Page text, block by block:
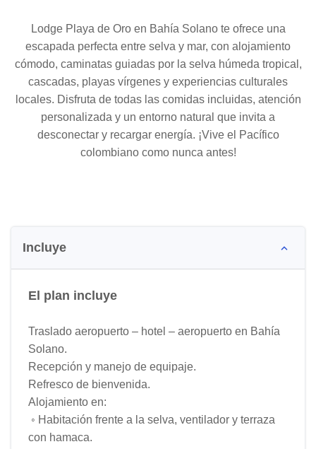
Lodge Playa de Oro en Bahía Solano te ofrece una
escapada perfecta entre selva y mar, con alojamiento
cómodo, caminatas guiadas por la selva húmeda tropical,
cascadas, playas vírgenes y experiencias culturales
locales. Disfruta de todas las comidas incluidas, atención
personalizada y un entorno natural que invita a
desconectar y recargar energía. ¡Vive el Pacífico
colombiano como nunca antes!
Incluye
El plan incluye
Traslado aeropuerto – hotel – aeropuerto en Bahía
Solano.
Recepción y manejo de equipaje.
Refresco de bienvenida.
Alojamiento en:
◦ Habitación frente a la selva, ventilador y terraza
con hamaca.